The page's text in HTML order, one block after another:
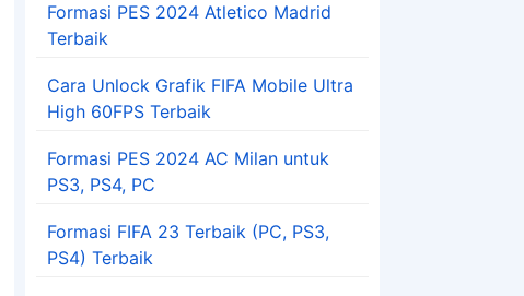
Formasi PES 2024 Atletico Madrid
Terbaik
Cara Unlock Grafik FIFA Mobile Ultra
High 60FPS Terbaik
Formasi PES 2024 AC Milan untuk
PS3, PS4, PC
Formasi FIFA 23 Terbaik (PC, PS3,
PS4) Terbaik